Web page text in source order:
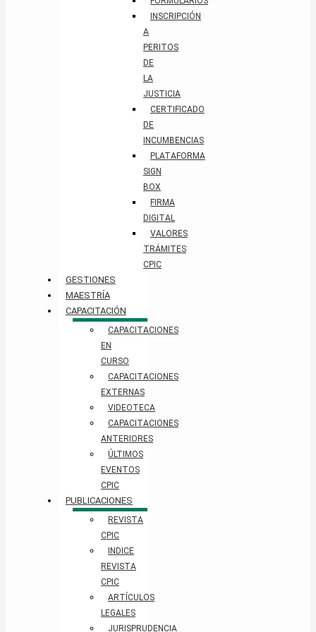
INSCRIPCIÓN
A
PERITOS
DE
LA
JUSTICIA
CERTIFICADO
DE
INCUMBENCIAS
PLATAFORMA
SIGN
BOX
FIRMA
DIGITAL
VALORES
TRÁMITES
CPIC
GESTIONES
MAESTRÍA
CAPACITACIÓN
CAPACITACIONES
EN
CURSO
CAPACITACIONES
EXTERNAS
VIDEOTECA
CAPACITACIONES
ANTERIORES
ÚLTIMOS
EVENTOS
CPIC
PUBLICACIONES
REVISTA
CPIC
INDICE
REVISTA
CPIC
ARTÍCULOS
LEGALES
JURISPRUDENCIA